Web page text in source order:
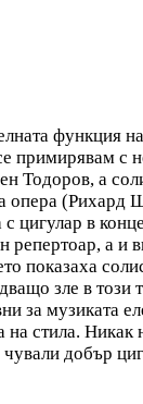
функция
примирявам с
Тодоров, а
опера (Рихард
цигулар в
репертоар, а и
показаха
зле в този
за музиката
стила. Никак
добър